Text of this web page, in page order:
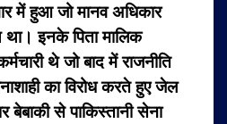
में हुआ जो मानव अधिकार
इनके पिता मालिक
थे जो बाद में राजनीति
का विरोध करते हुए जेल
बेबाकी से पाकिस्तानी सेना